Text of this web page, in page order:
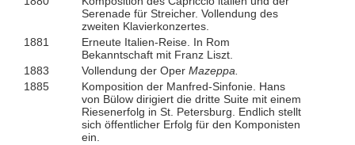
Serenade für Streicher. Vollendung des
zweiten Klavierkonzertes.
1881
Erneute Italien-Reise. In Rom
Bekanntschaft mit Franz Liszt.
1883
Vollendung der Oper Mazeppa.
1885
Komposition der Manfred-Sinfonie. Hans
von Bülow dirigiert die dritte Suite mit einem
Riesenerfolg in St. Petersburg. Endlich stellt
sich öffentlicher Erfolg für den Komponisten
ein.